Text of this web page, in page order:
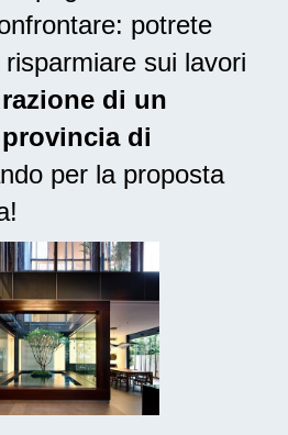
potrete
sui lavori
di un
di
per la proposta